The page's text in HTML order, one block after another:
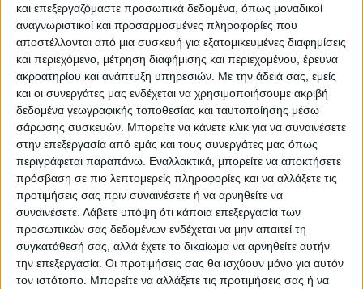
και επεξεργαζόμαστε προσωπικά δεδομένα, όπως μοναδικοί
αναγνωριστικοί και προσαρμοσμένες πληροφορίες που
αποστέλλονται από μια συσκευή για εξατομικευμένες διαφημίσεις
και περιεχόμενο, μέτρηση διαφήμισης και περιεχομένου, έρευνα
ακροατηρίου και ανάπτυξη υπηρεσιών. Με την άδειά σας, εμείς
και οι συνεργάτες μας ενδέχεται να χρησιμοποιήσουμε ακριβή
δεδομένα γεωγραφικής τοποθεσίας και ταυτοποίησης μέσω
σάρωσης συσκευών. Μπορείτε να κάνετε κλικ για να συναινέσετε
στην επεξεργασία από εμάς και τους συνεργάτες μας όπως
περιγράφεται παραπάνω. Εναλλακτικά, μπορείτε να αποκτήσετε
πρόσβαση σε πιο λεπτομερείς πληροφορίες και να αλλάξετε τις
προτιμήσεις σας πριν συναινέσετε ή να αρνηθείτε να
συναινέσετε. Λάβετε υπόψη ότι κάποια επεξεργασία των
προσωπικών σας δεδομένων ενδέχεται να μην απαιτεί τη
συγκατάθεσή σας, αλλά έχετε το δικαίωμα να αρνηθείτε αυτήν
την επεξεργασία. Οι προτιμήσεις σας θα ισχύουν μόνο για αυτόν
τον ιστότοπο. Μπορείτε να αλλάξετε τις προτιμήσεις σας ή να
Καρδίτσας.
Σύμφωνα με τα στοιχεία που εξασφάλισε ο
«Νέος Αγών» από το ΕΒΕ Καρδίτσας, από
την 1η Ιανουαρίου έως τις 15 Δεκεμβρίου,
εγγράφηκαν στους καταλόγους του ΕΒΕ 274
επιχειρήσεις, ενώ έκλεισαν και
διεγράφησαν 149. Αυτό είχε ως αποτέλεσμα
το πρόσημο να είναι θετικό κατά 125
επιχειρήσεις.
Σε σύγκριση με πέρυσι όμως, ο αριθμός των
ενάρξεων λειτουργίας νέων επιχειρήσεων